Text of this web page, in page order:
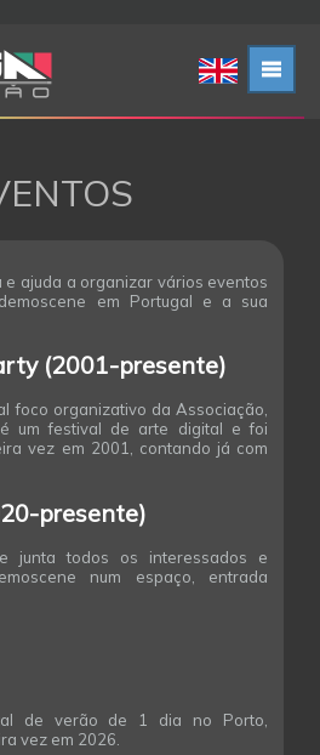
ajuda a organizar vários eventos
em Portugal e a sua
(2001-presente)
foco organizativo da Associação,
um festival de arte digital e foi
vez em 2001, contando já com
presente)
junta todos os interessados e
num espaço, entrada
de verão de 1 dia no Porto,
vez em 2026.